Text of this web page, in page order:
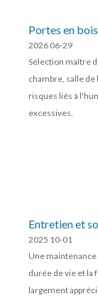
Portes en
entrée,
Sélection maître
chambre, salle
risques liés à
excessives.
2026 06-29
Entretien et
Une
durée de vie et la
largement
2025 10-01